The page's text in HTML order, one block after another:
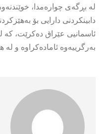
لە بڕگەی چوارەمدا،
دابینکردنی دارایی بۆ
ئاسمانیی عێراق دەکرێت، کە
بەرگرییەوە ئامادەکراوە و